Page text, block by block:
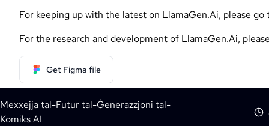
For keeping up with the latest on LlamaGen.Ai, please go
For the research and development of LlamaGen.Ai,
Get Figma file
Mexxejja tal-Futur tal-Ġenerazzjoni tal-
Komiks AI